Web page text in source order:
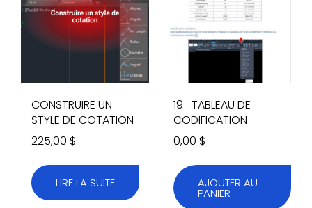
CONSTRUIRE UN
STYLE DE COTATION
225,00 $
LIRE LA SUITE
19- TABLEAU DE
CODIFICATION
0,00 $
AJOUTER AU
PANIER